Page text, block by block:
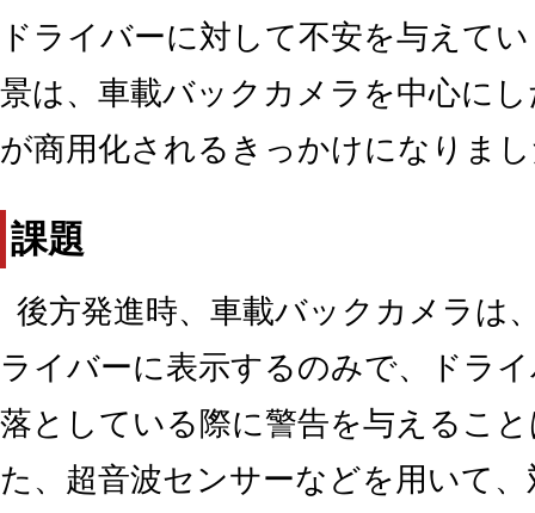
ドライバーに対して不安を与えて
景は、車載バックカメラを中心に
が商用化されるきっかけになりま
課題
後方発進時、車載バックカメラは
ライバーに表示するのみで、ドラ
落としている際に警告を与えるこ
た、超音波センサーなどを用いて